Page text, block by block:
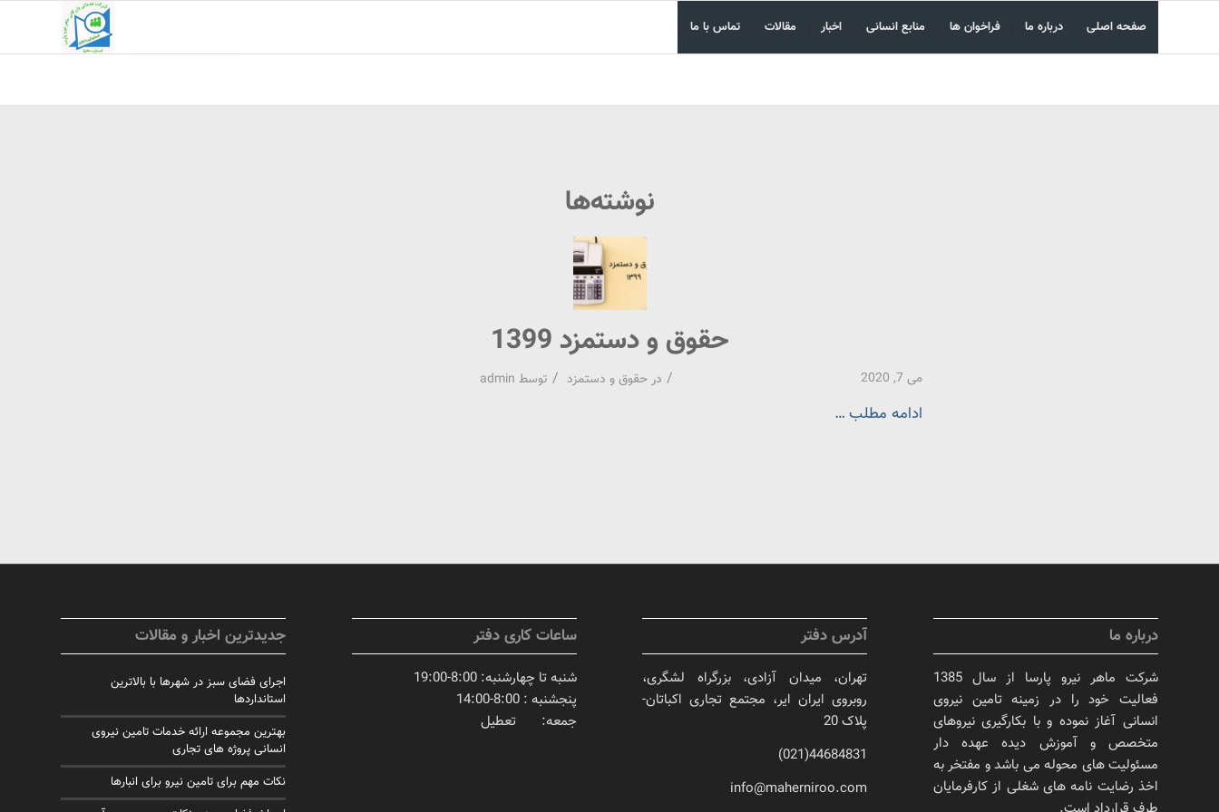
صفحه اصلی درباره ما فراخوان ها منابع انسانی اخبار مقالات تماس با ما
نوشته‌ها
حقوق و دستمزد 1399
می 7, 2020 / درحقوق و دستمزد / توسط admin
ادامه مطلب …
درباره ما
شرکت ماهر نیرو پارسا از سال 1385
فعالیت خود را در زمینه تامین نیروی
انسانی آغاز نموده و با بکارگیری نیروهای
متخصص و آموزش دیده عهده دار
مسئولیت های محوله می باشد و مفتخر به
اخذ رضایت نامه های شغلی از کارفرمایان
آدرس دفتر
تهران، میدان آزادی، بزرگراه لشگری،
روبروی ایران ایر، مجتمع تجاری اکباتان-
پلاک 20
44684831(021)
info@maherniroo.com
ساعات کاری دفتر
شنبه تا چهارشنبه: 8:00-19:00
پنجشنبه : 8:00-14:00
جمعه: تعطیل
جدیدترین اخبار و مقالات
اجرای فضای سبز در شهرها با بالاترین
استانداردها
بهترین مجموعه ارائه خدمات تامین نیروی
انسانی پروژه های تجاری
نکات مهم برای تامین نیرو برای انبارها